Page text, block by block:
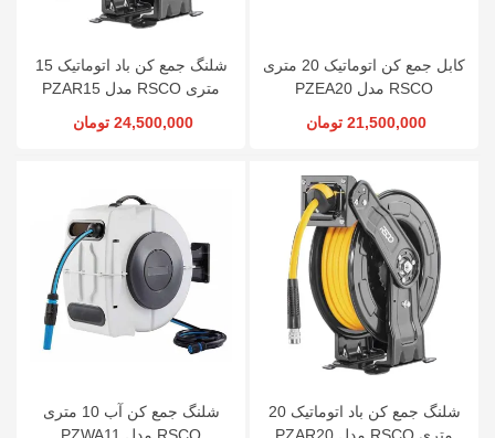
کابل جمع کن اتوماتیک 20 متری
RSCO مدل PZEA20
21,500,000 تومان
شلنگ جمع کن باد اتوماتیک 15
متری RSCO مدل PZAR15
24,500,000 تومان
شلنگ جمع کن باد اتوماتیک 20
متری RSCO مدل PZAR20
شلنگ جمع کن آب 10 متری
RSCO مدل PZWA11